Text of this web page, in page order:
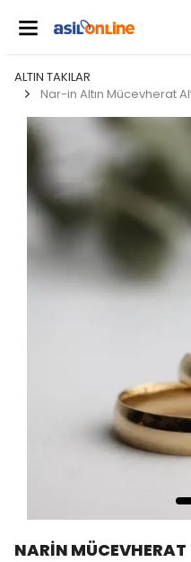
ALTIN TAKILAR
Nar-in Altın Mücevherat
NARİN MÜCEVHERAT